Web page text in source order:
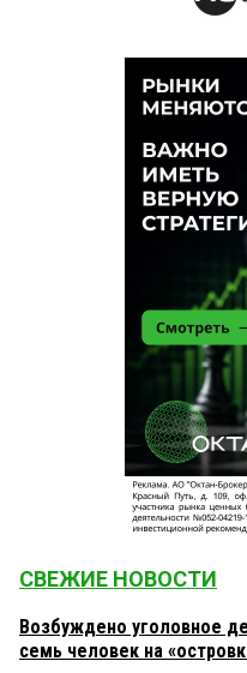
СВЕЖИЕ НОВОСТИ
Возбуждено уголовное
семь человек на